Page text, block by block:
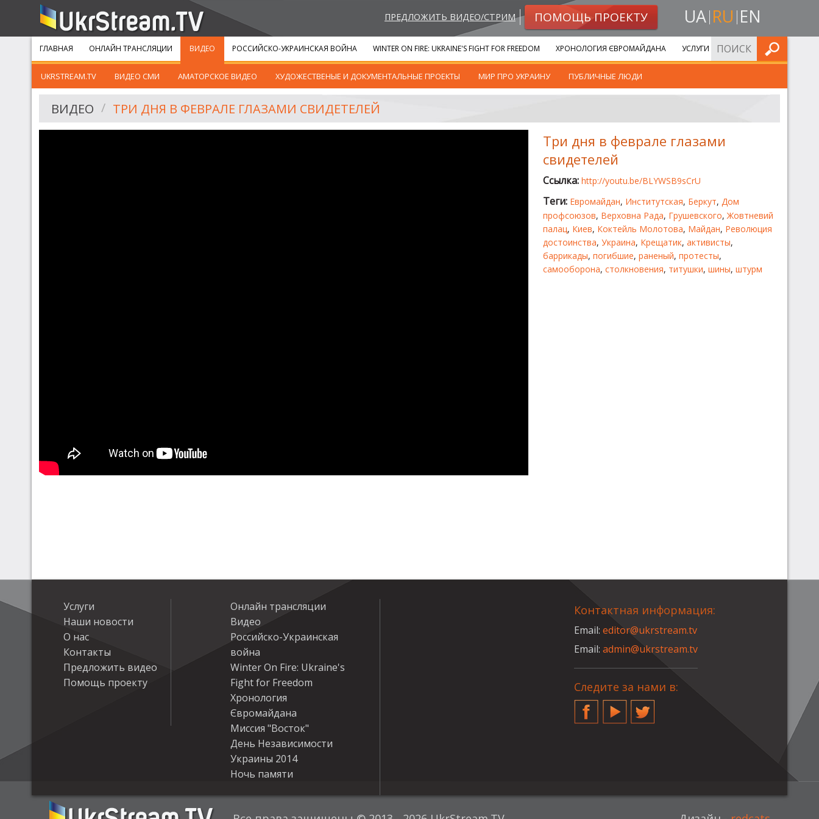
ПРЕДЛОЖИТЬ ВИДЕО/СТРИМ ПОМОЩЬ ПРОЕКТУ UA RU EN
ГЛАВНАЯ ОНЛАЙН ТРАНСЛЯЦИИ ВИДЕО
UKRSTREAM.TV ВИДЕО СМИ АМАТОРСКОЕ ВИДЕО ХУДОЖЕСТВЕНЫЕ И ДОКУМЕНТАЛЬНЫЕ ПРОЕКТЫ МИР ПРО УКРАИНУ ПУБЛИЧНЫЕ ЛЮДИ
РОССИЙСКО-УКРАИНСКАЯ ВОЙНА WINTER ON FIRE: UKRAINE'S FIGHT FOR FREEDOM ХРОНОЛОГИЯ ЄВРОМАЙДАНА УСЛУГИ ИСКАТЬ
ВИДЕО ТРИ ДНЯ В ФЕВРАЛЕ ГЛАЗАМИ СВИДЕТЕЛЕЙ
Три дня в феврале глазами
свидетелей
Ссылка: http://youtu.be/BLYWSB9sCrU
Теги: Евромайдан, Институтская, Беркут, Дом
профсоюзов, Верховна Рада, Грушевского,Жовтневий
палац, Киев, Коктейль Молотова, Майдан, Революция
достоинства, Украина, Крещатик, активисты,
баррикады, погибшие, раненый, протесты,
самооборона, столкновения, титушки, шины, штурм
Услуги
Наши новости
О нас
Контакты
Предложить видео
Помощь проекту
Онлайн трансляции
Видео
Российско-Украинская
война
Winter On Fire: Ukraine's
Fight for Freedom
Хронология
Євромайдана
Миссия "Восток"
День Независимости
Украины 2014
Ночь памяти
Контактная информация:
Email:editor@ukrstream.tv
Email:admin@ukrstream.tv
Следите за нами в:
FacebookYouTubeTwitter